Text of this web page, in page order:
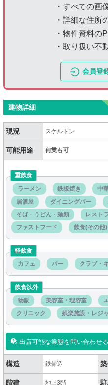
・すべての画
・詳細な住所
・物件資料の
・取り扱い不
会員登
建物詳細
現況 スケルトン
可能用途 何業も可
重飲食
ラーメン
鉄板焼き 中
居酒屋
ダイニングバー
そば・うどん・麺類
レスト
ファストフード
飲食(その他)
軽飲食
カフェ
バー クラブ・
飲食以外
物販
美容室・理容室
クリニック
娯楽施設・レジ
出店可能な業態を問い合わせる
構造 鉄骨造 築
階建 地上3階